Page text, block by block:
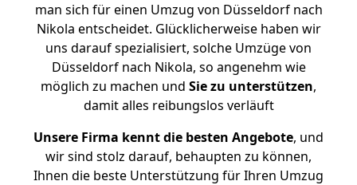
man sich für einen Umzug von Düsseldorf nach
Nikola entscheidet. Glücklicherweise haben wir
uns darauf spezialisiert, solche Umzüge von
Düsseldorf nach Nikola, so angenehm wie
möglich zu machen und Sie zu unterstützen,
damit alles reibungslos verläuft
Unsere Firma kennt die besten Angebote, und
wir sind stolz darauf, behaupten zu können,
Ihnen die beste Unterstützung für Ihren Umzug